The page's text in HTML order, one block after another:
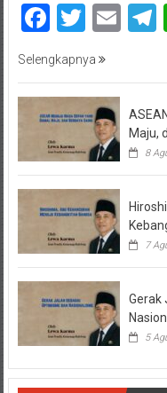
Selengkapnya
Maju,
8
7
Gerak
5